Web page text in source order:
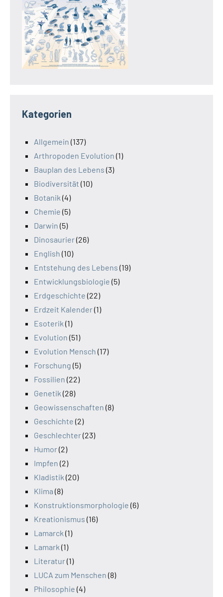
Kategorien
Allgemein (137)
Arthropoden Evolution (1)
Bauplan des Lebens (3)
Biodiversität (10)
Botanik (4)
Chemie (5)
Darwin (5)
Dinosaurier(26)
English (10)
Entstehung des Lebens (19)
Entwicklungsbiologie (5)
Erdgeschichte (22)
Erdzeit Kalender(1)
Esoterik (1)
Evolution (51)
Evolution Mensch (17)
Forschung (5)
Fossilien (22)
Genetik (28)
Geowissenschaften (8)
Geschichte (2)
Geschlechter(23)
Humor(2)
Impfen (2)
Kladistik (20)
Klima (8)
Konstruktionsmorphologie (6)
Kreationismus (16)
Lamarck (1)
Lamark (1)
Literatur(1)
LUCA zum Menschen (8)
Philosophie (4)